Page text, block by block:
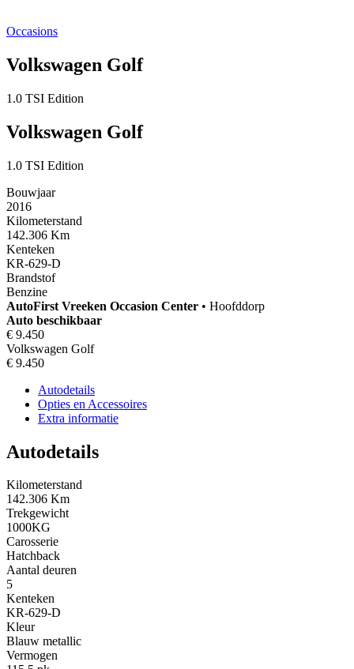
Occasions
Volkswagen Golf
1.0 TSI Edition
Volkswagen Golf
1.0 TSI Edition
Bouwjaar
2016
Kilometerstand
142.306 Km
Kenteken
KR-629-D
Brandstof
Benzine
AutoFirst Vreeken Occasion Center • Hoofddorp
Auto beschikbaar
€ 9.450
Volkswagen Golf
€ 9.450
Autodetails
Opties en Accessoires
Extra informatie
Autodetails
Kilometerstand
142.306 Km
Trekgewicht
1000KG
Carosserie
Hatchback
Aantal deuren
5
Kenteken
KR-629-D
Kleur
Blauw metallic
Vermogen